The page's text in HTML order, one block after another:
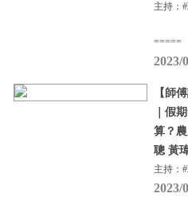
主持：
=====
2023/
【師
｜假
算？
聰 黃
主持：
2023/